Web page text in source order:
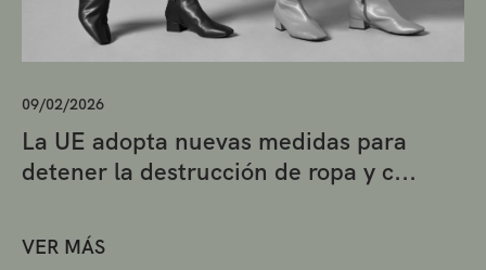
09/02/2026
La UE adopta nuevas medidas para
detener la destrucción de ropa y c...
VER MÁS